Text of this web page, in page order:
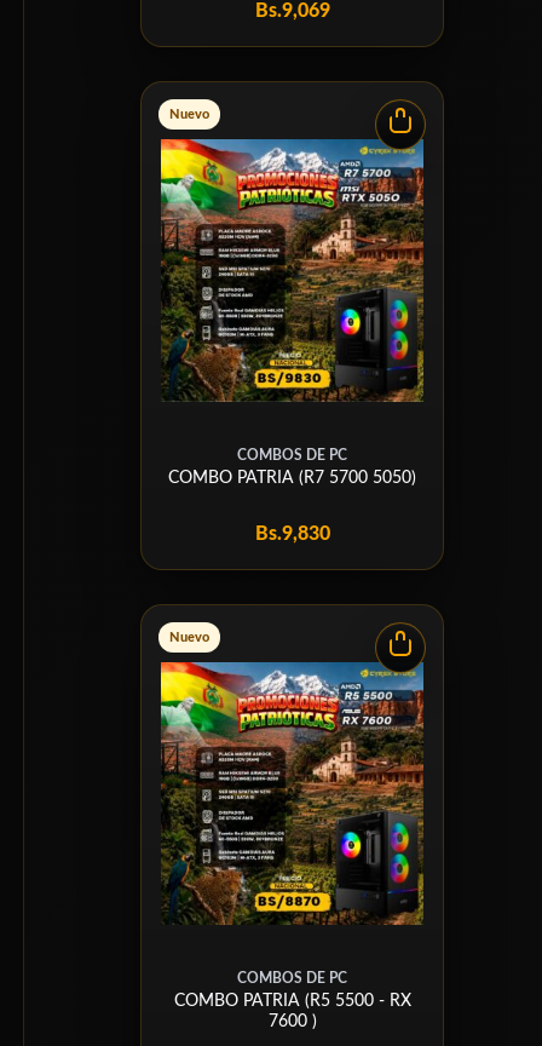
Bs.9,069
Nuevo
COMBOS DE PC
COMBO PATRIA (R7 5700 5050)
Bs.9,830
Nuevo
COMBOS DE PC
COMBO PATRIA (R5 5500 - RX
7600 )